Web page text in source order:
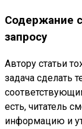
Содержание
запросу
Автору статьи
задача сделать
есть, читатель
информацию и